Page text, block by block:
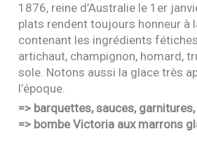
1876, reine d’Australie le 1er
plats rendent toujours honneur à
contenant les ingrédients
artichaut, champignon, homard,
sole. Notons aussi la glace très
l’époque.
=> barquettes, sauces,
=> bombe Victoria aux marrons